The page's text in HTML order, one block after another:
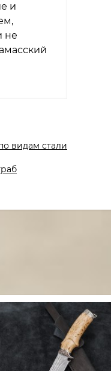
и
не
видам стали